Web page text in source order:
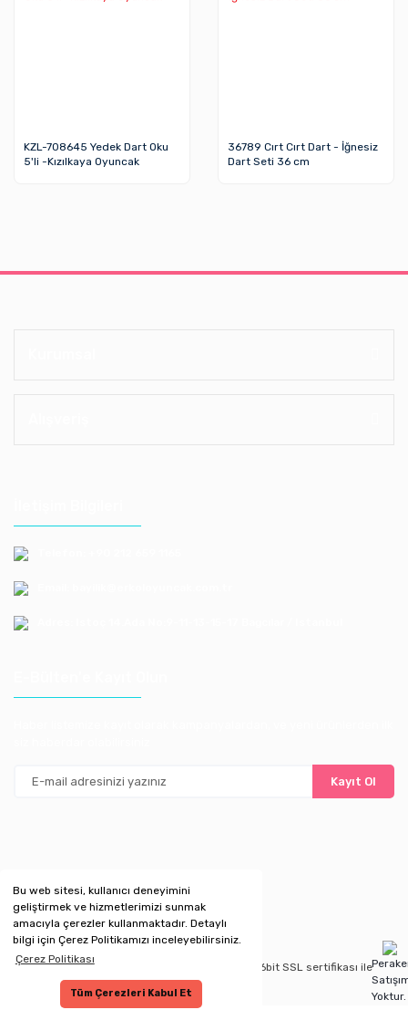
Bu web sitesi, kullanıcı deneyimini
geliştirmek ve hizmetlerimizi sunmak
amacıyla çerezler kullanmaktadır. Detaylı
bilgi için Çerez Politikamızı inceleyebilirsiniz.
Çerez Politikası
Tüm Çerezleri Kabul Et
KZL-708645 Yedek Dart Oku
5'li -Kızılkaya Oyuncak
36789 Cırt Cırt Dart - İğnesiz
Dart Seti 36 cm
Kayıt Ol
Copyright 2020 © Kredi kartı bilgileriniz 256bit SSL sertifikası ile
korunmaktadır.
Yoktur.